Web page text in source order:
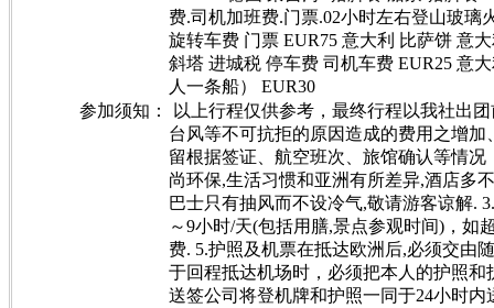
费.司机加班费.门票.02小时左右登山玻璃
旋转车费 门票 EUR75 意大利 比萨饼 意
斜塔 进城税 停车费 司机车费 EUR25 意
人一条船） EUR30
参加须知：
以上行程仅供参考，最终行程以我社出
台风等不可抗拒的原因造成的费用之增
留根据签证、航空班次、旅馆确认等情
尚环保,生活习惯和亚洲有所差异,酒店多
巴士只有抽风而不设冷气,敬请游客谅解.
～9小时/天(包括用膳,景点参观时间)，如
费. 5.护照及机票在抵达欧洲后,必须交由
于回程抵达机场时，必须把本人的护照
送签公司将登机牌和护照一同于24小时